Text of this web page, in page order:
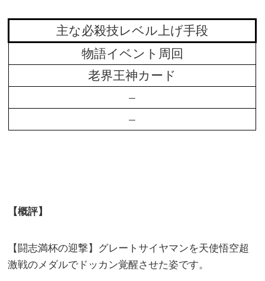
主な必殺技レベル上げ手段
物語イベント周回
老界王神カード
–
–
【概評】
【闘志満杯の迎撃】グレートサイヤマンを天使悟空超
激戦のメダルでドッカン覚醒させた姿です。